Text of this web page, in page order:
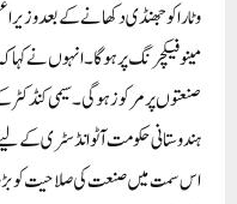
وٹارا کو جھنڈی دکھانے کے بعد
مینوفیکچرنگ پر ہوگا۔ انہوں نے
صنعتوں پر مرکوز ہو گی۔ سیمی
ہندوستانی حکومت آٹو انڈسٹری کے
اس سمت میں صنعت کی صلاحیت کو